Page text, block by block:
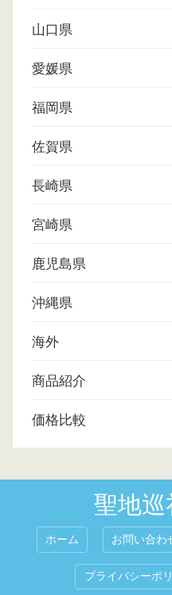
山口県
愛媛県
福岡県
佐賀県
長崎県
宮崎県
鹿児島県
沖縄県
海外
商品紹介
価格比較
聖地
ホーム お問い合わ
プライバシーポ